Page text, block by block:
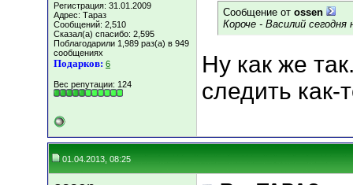
Регистрация: 31.01.2009
Адрес: Тараз
Сообщений: 2,510
Сказал(а) спасибо: 2,595
Поблагодарили 1,989 раз(а) в 949
сообщениях
Подарков: 6
Вес репутации: 124
Сообщение от ossen
Короче - Василий
Ну как же
следить как-
01.04.2013, 08:25